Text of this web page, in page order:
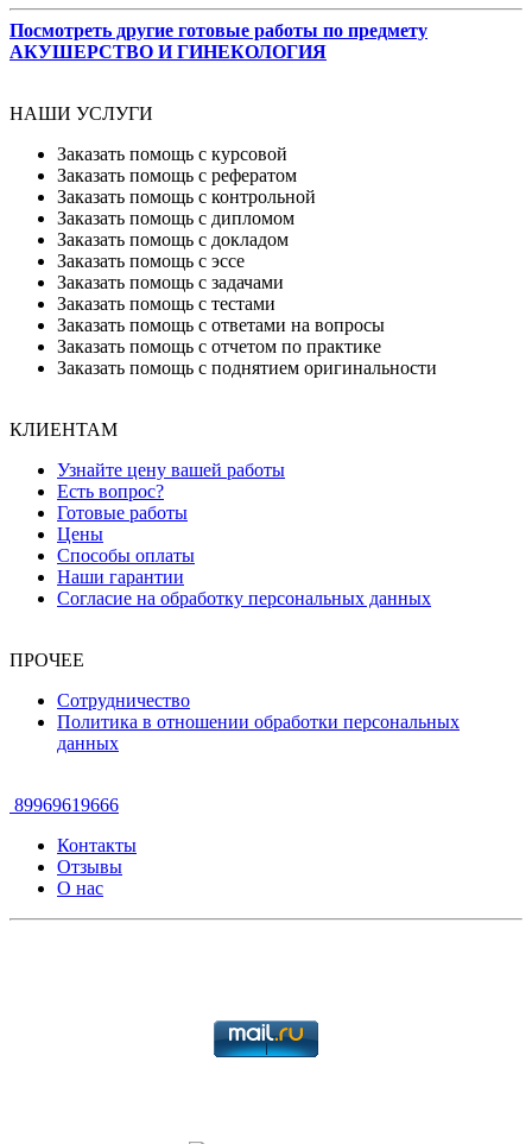
Посмотреть другие готовые работы по предмету
АКУШЕРСТВО И ГИНЕКОЛОГИЯ
НАШИ УСЛУГИ
Заказать помощь с курсовой
Заказать помощь с рефератом
Заказать помощь с контрольной
Заказать помощь с дипломом
Заказать помощь с докладом
Заказать помощь с эссе
Заказать помощь с задачами
Заказать помощь с тестами
Заказать помощь с ответами на вопросы
Заказать помощь с отчетом по практике
Заказать помощь с поднятием оригинальности
КЛИЕНТАМ
Узнайте цену вашей работы
Есть вопрос?
Готовые работы
Цены
Способы оплаты
Наши гарантии
Согласие на обработку персональных данных
ПРОЧЕЕ
Сотрудничество
Политика в отношении обработки персональных
данных
89969619666
Контакты
Отзывы
О нас